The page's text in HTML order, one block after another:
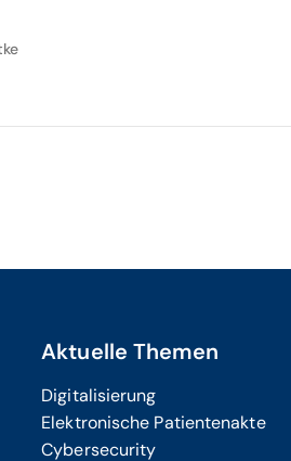
Aktuelle Themen
Digitalisierung
Elektronische Patientenakte
Cybersecurity